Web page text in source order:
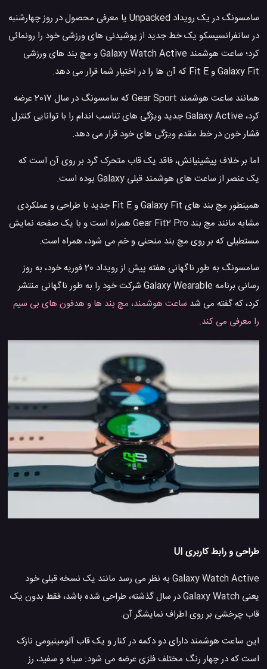
سامسونگ در یک رویداد Unpacked یا معرفی محصول در روز چهارشنبه
در سانفرانسیسکو یک خط جدید از پوشیدنی های ورزشی خود را رونمائی
کرد؛ ساعت هوشمند Galaxy Watch Active و مچ بند های ورزشی
Galaxy Fit و Fit E که آن ها را در اختیار شما قرار می دهد.
همانند ساعت هوشمند Gear Sport که سامسونگ در سال 2017 عرضه
کرد، Galaxy Active جدید ویژگی های تناسب اندام را با توانایی کنترل
فشار خون در خط مقدم ویژگی های خود قرار می دهد.
اما بر خلاف پیشینیانش، فاقد یک قاب متحرک گرد بر روی آن است که
یک عنصر از ساعت های هوشمند قبلی Galaxy بوده است.
همینطور مچ بند های Galaxy Fit و Fit E جدید با طراحی و عملکردی
مشابه مانند مچ بند Gear Fit2 Pro همراه است و با یک صفحه نمایش
مستطیلی که بر روی مچ بند منحنی و خم می شود، همراه است.
سامسونگ به طور ناگهانی هفته پیش از رویداد 20 فوریه خود، به روز
رسانی برنامه Galaxy Wearable شرکت خود را به طور ناگهانی منتشر
کرد، که گفته می شد ساعت هوشمند، مچ بند ها و هدفون های بی سیم
را معرفی می کند.
طراحی و رابط کاربری UI
Galaxy Watch Active به نظر می رسد مانند یک نسخه قبلی خود
یعنی Galaxy Watch در سال گذشته، طراحی شده باشد، فقط بدون یک
قاب چرخشی بر روی اطراف نمایشگر آن.
این ساعت هوشمند دارای دو دکمه در کنار و یک قاب آلومینیومی نازک
است که در چهار رنگ مختلف فلزی عرضه می شود: سیاه و سفید، رز